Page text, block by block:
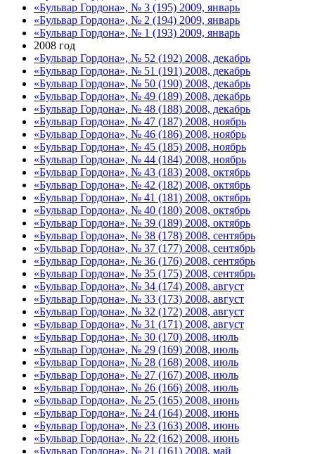
«Бульвар Гордона», № 3 (195) 2009, январь
«Бульвар Гордона», № 2 (194) 2009, январь
«Бульвар Гордона», № 1 (193) 2009, январь
2008 год
«Бульвар Гордона», № 52 (192) 2008, декабрь
«Бульвар Гордона», № 51 (191) 2008, декабрь
«Бульвар Гордона», № 50 (190) 2008, декабрь
«Бульвар Гордона», № 49 (189) 2008, декабрь
«Бульвар Гордона», № 48 (188) 2008, декабрь
«Бульвар Гордона», № 47 (187) 2008, ноябрь
«Бульвар Гордона», № 46 (186) 2008, ноябрь
«Бульвар Гордона», № 45 (185) 2008, ноябрь
«Бульвар Гордона», № 44 (184) 2008, ноябрь
«Бульвар Гордона», № 43 (183) 2008, октябрь
«Бульвар Гордона», № 42 (182) 2008, октябрь
«Бульвар Гордона», № 41 (181) 2008, октябрь
«Бульвар Гордона», № 40 (180) 2008, октябрь
«Бульвар Гордона», № 39 (189) 2008, октябрь
«Бульвар Гордона», № 38 (178) 2008, сентябрь
«Бульвар Гордона», № 37 (177) 2008, сентябрь
«Бульвар Гордона», № 36 (176) 2008, сентябрь
«Бульвар Гордона», № 35 (175) 2008, сентябрь
«Бульвар Гордона», № 34 (174) 2008, август
«Бульвар Гордона», № 33 (173) 2008, август
«Бульвар Гордона», № 32 (172) 2008, август
«Бульвар Гордона», № 31 (171) 2008, август
«Бульвар Гордона», № 30 (170) 2008, июль
«Бульвар Гордона», № 29 (169) 2008, июль
«Бульвар Гордона», № 28 (168) 2008, июль
«Бульвар Гордона», № 27 (167) 2008, июль
«Бульвар Гордона», № 26 (166) 2008, июль
«Бульвар Гордона», № 25 (165) 2008, июнь
«Бульвар Гордона», № 24 (164) 2008, июнь
«Бульвар Гордона», № 23 (163) 2008, июнь
«Бульвар Гордона», № 22 (162) 2008, июнь
«Бульвар Гордона», № 21 (161) 2008, май